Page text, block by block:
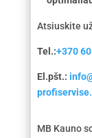
Atsiuskite
Tel.:+370
El.pšt.:
MB Kauno